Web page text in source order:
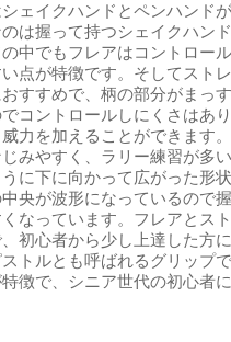
ェイクハンドとペンハンドが
は握って持つシェイクハン
中でもフレアはコントロー
点が特徴です。そしてスト
すすめで、柄の部分がまっ
コントロールしにくさはあ
力を加えることができます
じみやすく、ラリー練習が多
に下に向かって広がった形
央が波形になっているので
なっています。フレアとス
初心者から少し上達した方
トルとも呼ばれるグリップ
徴で、シニア世代の初心者